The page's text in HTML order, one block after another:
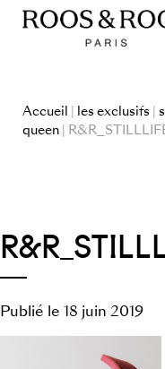
Accueil | les exclusifs |
queen |
Publié le 18 juin 2019